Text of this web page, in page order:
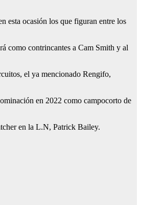
esta ocasión los que figuran entre los
como contrincantes a Cam Smith y al
el ya mencionado Rengifo,
en 2022 como campocorto de
en la L.N, Patrick Bailey.